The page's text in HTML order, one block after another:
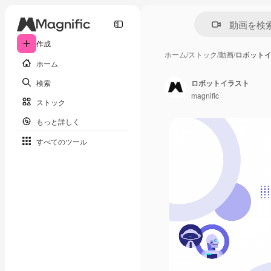
作成
ホーム
検索
ストック
もっと詳しく
すべてのツール
ホーム/ストック/動画/ロボット
ロボットイラスト
magnific